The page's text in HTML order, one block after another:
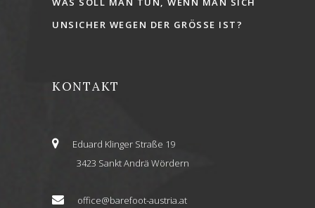
UNSICHER WEGEN DER GRÖSSE IST?
KONTAKT
Eduard Klinger Straße 19
3423 Sankt Andrä Wördern
office@barefoot-austria.at